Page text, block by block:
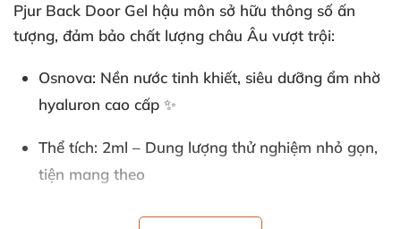
Pjur Back Door Gel hậu môn sở hữu thông số ấn
tượng, đảm bảo chất lượng châu Âu vượt trội:
Osnova: Nền nước tinh khiết, siêu dưỡng ẩm nhờ
hyaluron cao cấp ✨
Thể tích: 2ml – Dung lượng thử nghiệm nhỏ gọn,
tiện mang theo
: Trung tính, không mùi khó chịu